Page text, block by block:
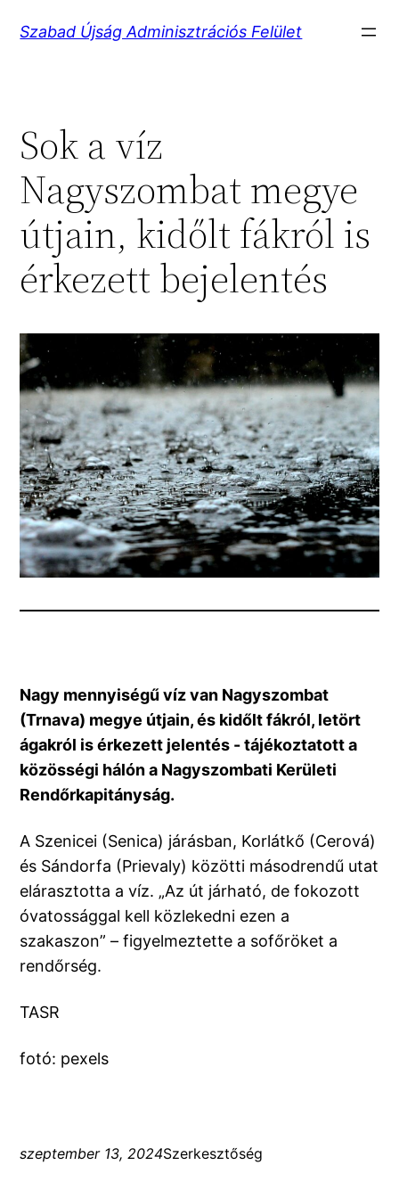
Szabad Újság Adminisztrációs Felület
Sok a víz
Nagyszombat megye
útjain, kidőlt fákról is
érkezett bejelentés
Nagy mennyiségű víz van Nagyszombat
(Trnava) megye útjain, és kidőlt fákról, letört
ágakról is érkezett jelentés - tájékoztatott a
közösségi hálón a Nagyszombati Kerületi
Rendőrkapitányság.
A Szenicei (Senica) járásban, Korlátkő (Cerová)
és Sándorfa (Prievaly) közötti másodrendű utat
elárasztotta a víz. „Az út járható, de fokozott
óvatossággal kell közlekedni ezen a
szakaszon” – figyelmeztette a sofőröket a
rendőrség.
TASR
fotó: pexels
szeptember 13, 2024Szerkesztőség